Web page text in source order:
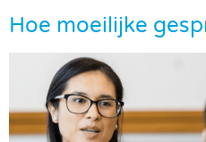
Hoe moeilijke